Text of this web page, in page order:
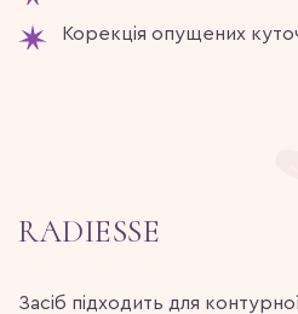
Корекція опущених
RADIESSE
Засіб підходить для